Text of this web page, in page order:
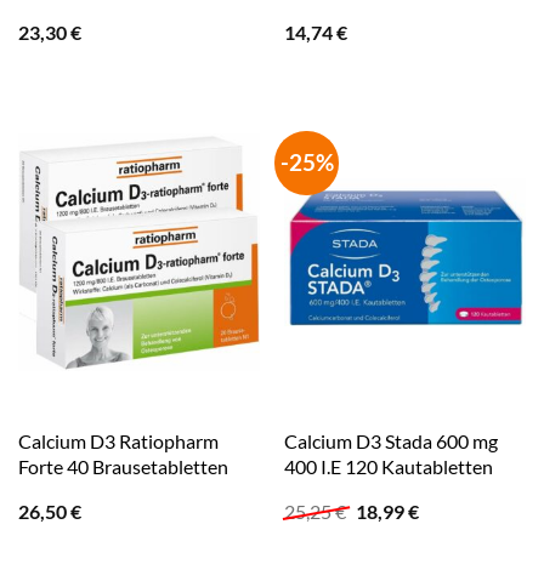
23,30€
14,74€
Calcium D3 Ratiopharm
Forte 40 Brausetabletten
26,50€
-25%
Calcium D3 Stada 600 mg
400 I.E 120 Kautabletten
25,25€ Ursprünglicher
18,99€Aktueller